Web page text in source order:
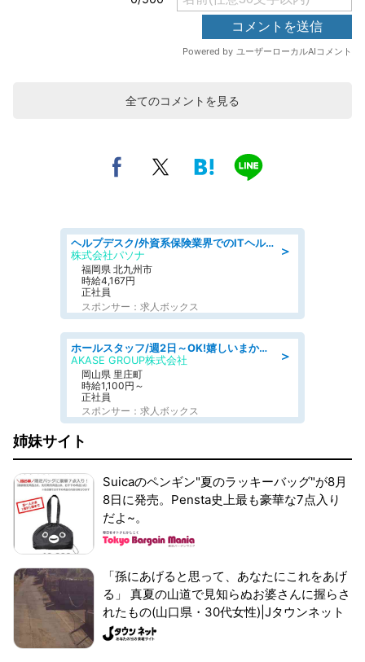
全てのコメントを見る
＞
ヘルプデスク/外資系保険業界でのITヘルプデスク業務/駅近/即日勤務可/ヘルプデスク
株式会社パソナ
福岡県 北九州市
時給4,167円
正社員
スポンサー：求人ボックス
＞
ホールスタッフ/週2日～OK!嬉しいまかない付き/岡山県/浅口郡里庄町
AKASE GROUP株式会社
岡山県 里庄町
時給1,100円～
正社員
スポンサー：求人ボックス
姉妹サイト
Suicaのペンギン"夏のラッキーバッグ"が8月
8日に発売。Pensta史上最も豪華な7点入り
だよ~。
「孫にあげると思って、あなたにこれをあげ
る」 真夏の山道で見知らぬお婆さんに握らさ
れたもの(山口県・30代女性)|Jタウンネット